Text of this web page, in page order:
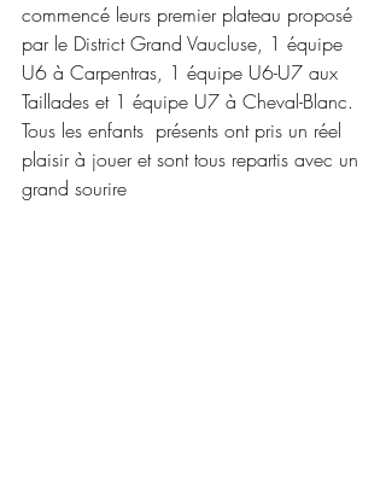
commencé leurs premier plateau proposé
par le District Grand Vaucluse, 1 équipe
U6 à Carpentras, 1 équipe U6-U7 aux
Taillades et 1 équipe U7 à Cheval-Blanc.
Tous les enfants  présents ont pris un réel
plaisir à jouer et sont tous repartis avec un
grand sourire